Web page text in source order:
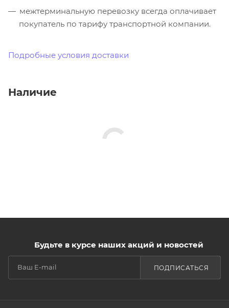
межтерминальную перевозку всегда оплачивает
покупатель по тарифу транспортной компании.
Подробные условия доставки
Наличие
Будьте в курсе наших акций и новостей
ПОДПИСАТЬСЯ